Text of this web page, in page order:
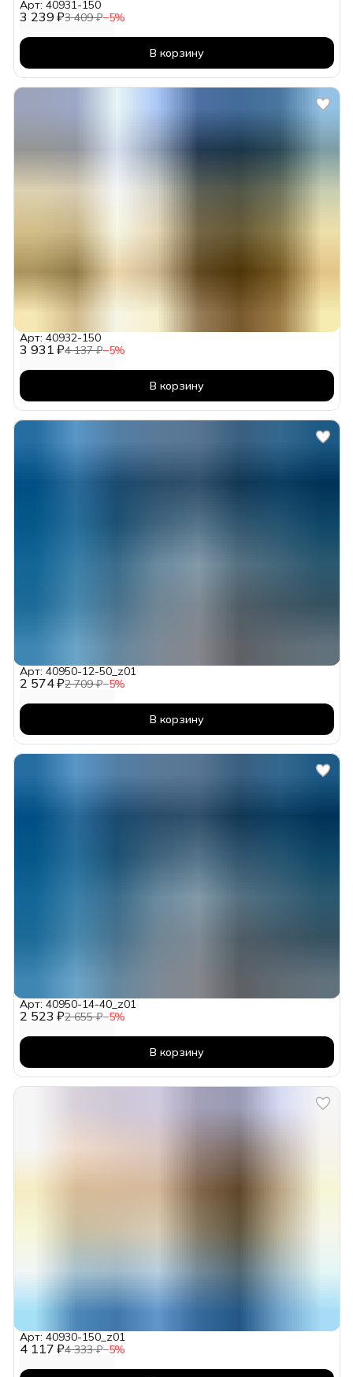
3 239 ₽3 409 ₽−5%
Арт: 40931-150
В корзину
3 931 ₽4 137 ₽−5%
Арт: 40932-150
В корзину
2 574 ₽2 709 ₽−5%
Арт: 40950-12-50_z01
В корзину
2 523 ₽2 655 ₽−5%
Арт: 40950-14-40_z01
В корзину
4 117 ₽4 333 ₽−5%
Арт: 40930-150_z01